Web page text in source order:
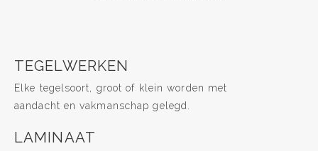
TEGELWERKEN
Elke tegelsoort, groot of klein worden met
aandacht en vakmanschap gelegd.
LAMINAAT